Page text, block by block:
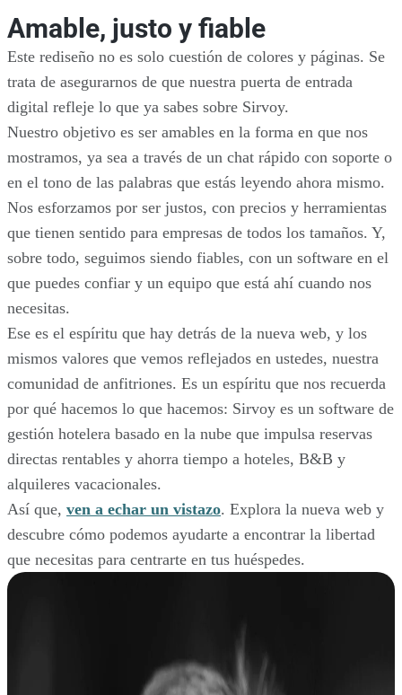
Amable, justo y fiable
Este rediseño no es solo cuestión de colores y páginas. Se
trata de asegurarnos de que nuestra puerta de entrada
digital refleje lo que ya sabes sobre Sirvoy.
Nuestro objetivo es ser amables en la forma en que nos
mostramos, ya sea a través de un chat rápido con soporte o
en el tono de las palabras que estás leyendo ahora mismo.
Nos esforzamos por ser justos, con precios y herramientas
que tienen sentido para empresas de todos los tamaños. Y,
sobre todo, seguimos siendo fiables, con un software en el
que puedes confiar y un equipo que está ahí cuando nos
necesitas.
Ese es el espíritu que hay detrás de la nueva web, y los
mismos valores que vemos reflejados en ustedes, nuestra
comunidad de anfitriones. Es un espíritu que nos recuerda
por qué hacemos lo que hacemos: Sirvoy es un software de
gestión hotelera basado en la nube que impulsa reservas
directas rentables y ahorra tiempo a hoteles, B&B y
alquileres vacacionales.
Así que, ven a echar un vistazo. Explora la nueva web y
descubre cómo podemos ayudarte a encontrar la libertad
que necesitas para centrarte en tus huéspedes.